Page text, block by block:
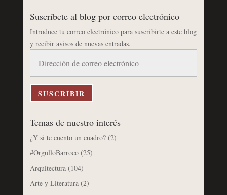
Suscríbete al blog por correo electrónico
Introduce tu correo electrónico para suscribirte a este blog
y recibir avisos de nuevas entradas.
correo
electrónico
SUSCRIBIR
Temas de nuestro interés
¿Y si te cuento un cuadro?(2)
#OrgulloBarroco(25)
Arquitectura(104)
Arte y Literatura(2)